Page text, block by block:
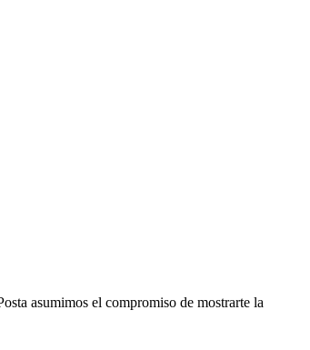
asumimos el compromiso de mostrarte la